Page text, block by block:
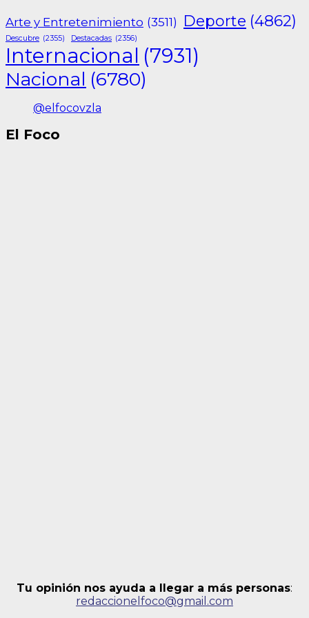
Arte y Entretenimiento (3511) Deporte (4862)
Descubre (2355) Destacadas (2356)
Internacional (7931)
Nacional (6780)
@elfocovzla
El Foco
Tu opinión nos ayuda a llegar a más personas:
redaccionelfoco@gmail.com